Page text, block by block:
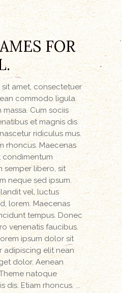
FOR
amet, consectetuer
commodo ligula
Cum sociis
et magnis dis
ridiculus mus.
rhoncus. Maecenas
condimentum
semper libero, sit
neque sed ipsum.
vel, luctus
lorem. Maecenas
tempus. Donec
venenatis faucibus.
ipsum dolor sit
adipiscing elit nean
dolor. Aenean
natoque
dis. Etiam rhoncus.